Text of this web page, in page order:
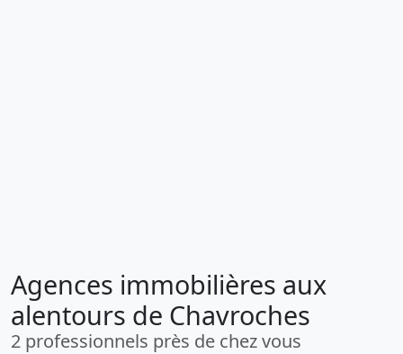
Agences immobilières aux
alentours de Chavroches
2 professionnels près de chez vous